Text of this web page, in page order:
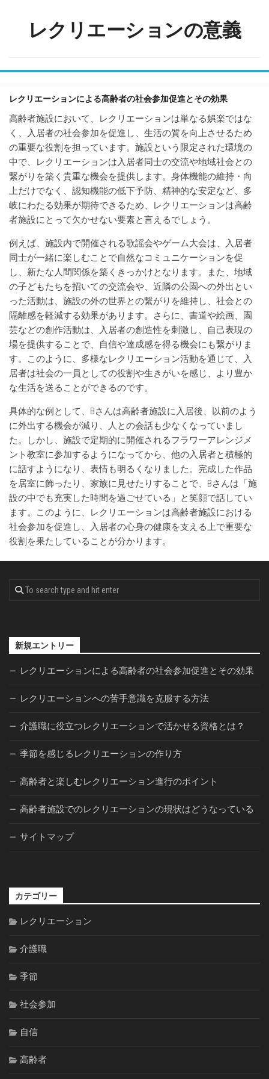
レクリエーションの意義
レクリエーションによる高齢者の社会参加促進とその効果
高齢者施設において、レクリエーションは単なる娯楽ではな
く、入居者の社会参加を促進し、生活の質を向上させるため
の重要な役割を担っています。施設という限定された環境の
中で、レクリエーションは入居者同士の交流や地域社会との
繋がりを築く貴重な機会を提供します。身体機能の維持・向
上だけでなく、認知機能の低下予防、精神的な安定など、多
岐にわたる効果が期待できるため、レクリエーションは高齢
者施設にとって欠かせない要素と言えるでしょう。
例えば、施設内で開催される歌謡会やゲーム大会は、入居者
同士が一緒に楽しむことで自然なコミュニケーションを促
し、新たな人間関係を築くきっかけとなります。また、地域
の子どもたちを招いての交流会や、近隣の公園への外出とい
った活動は、施設の外の世界との繋がりを維持し、社会との
隔離感を軽減する効果があります。さらに、書道や絵画、園
芸などの創作活動は、入居者の創造性を刺激し、自己表現の
場を提供することで、自信や達成感を得る機会にも繋がりま
す。このように、多様なレクリエーション活動を通じて、入
居者は社会の一員としての役割や生きがいを感じ、より豊か
な生活を送ることができるのです。
具体的な例として、Bさんは高齢者施設に入居後、以前のよう
に外出する機会が減り、人との会話も少なくなっていまし
た。しかし、施設で定期的に開催されるフラワーアレンジメ
ント教室に参加するようになってから、他の入居者と積極的
に話すようになり、表情も明るくなりました。完成した作品
を居室に飾ったり、家族に見せたりすることで、Bさんは「施
設の中でも充実した時間を過ごせている」と笑顔で話してい
ます。このように、レクリエーションは高齢者施設における
社会参加を促進し、入居者の心身の健康を支える上で重要な
役割を果たしていることが分かります。
新規エントリー
レクリエーションによる高齢者の社会参加促進とその効果
レクリエーションへの苦手意識を克服する方法
介護職に役立つレクリエーションで活かせる資格とは？
季節を感じるレクリエーションの作り方
高齢者と楽しむレクリエーション進行のポイント
高齢者施設でのレクリエーションの現状はどうなっている
サイトマップ
カテゴリー
レクリエーション
介護職
季節
社会参加
自信
高齢者